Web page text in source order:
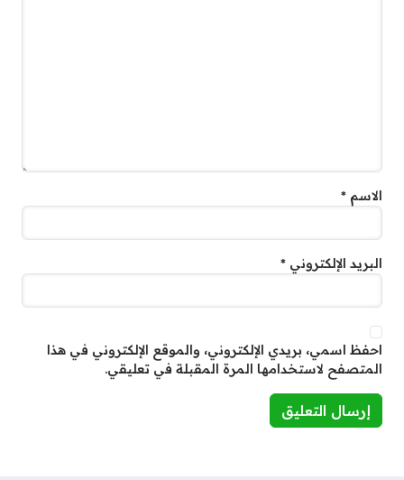
الاسم *
البريد الإلكتروني *
احفظ اسمي، بريدي الإلكتروني، والموقع الإلكتروني في هذا
المتصفح لاستخدامها المرة المقبلة في تعليقي.